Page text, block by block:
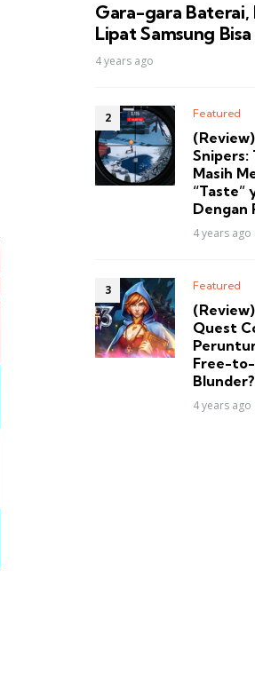
Gara-gara Baterai,
Lipat Samsung
4 years ago
Featured
Snipers:
Masih
“Taste”
Dengan
4 years ago
Featured
Quest
Free-to-
Blunder?
4 years ago